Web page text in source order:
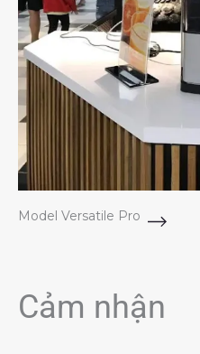
Model Versatile Pro
Cảm nhận